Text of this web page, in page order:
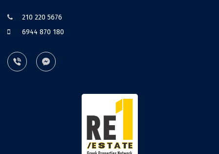
210 220 5676
6944 870 180